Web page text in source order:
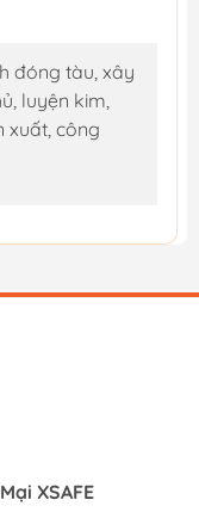
đóng tàu, xây
luyện kim,
xuất, công
XSAFE